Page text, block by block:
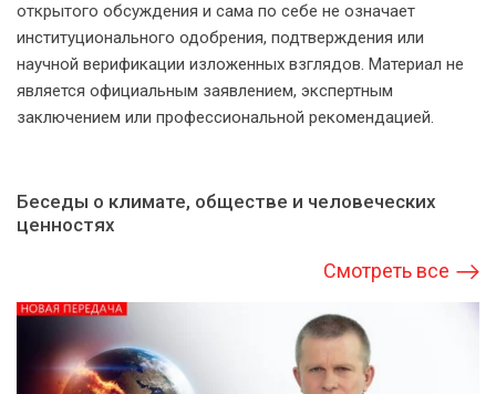
открытого обсуждения и сама по себе не означает
институционального одобрения, подтверждения или
научной верификации изложенных взглядов. Материал не
является официальным заявлением, экспертным
заключением или профессиональной рекомендацией.
Беседы о климате, обществе и человеческих
ценностях
Смотреть все